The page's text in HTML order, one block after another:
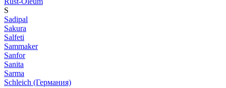
S
Sadipal
Sakura
Salfeti
Sammaker
Sanfor
Sanita
Sarma
Schleich (Германия)